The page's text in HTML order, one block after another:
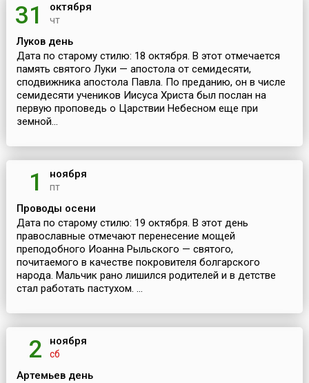
31 октября
чт
Луков день
Дата по старому стилю: 18 октября. В этот отмечается
память святого Луки — апостола от семидесяти,
сподвижника апостола Павла. По преданию, он в числе
семидесяти учеников Иисуса Христа был послан на
первую проповедь о Царствии Небесном еще при
земной...
1 ноября
пт
Проводы осени
Дата по старому стилю: 19 октября. В этот день
православные отмечают перенесение мощей
преподобного Иоанна Рыльского — святого,
почитаемого в качестве покровителя болгарского
народа. Мальчик рано лишился родителей и в детстве
стал работать пастухом. ...
2 ноября
сб
Артемьев день